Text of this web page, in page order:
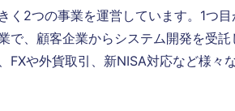
く2つの事業を運営しています。1つ
で、顧客企業からシステム開発を受
FXや外貨取引、新NISA対応など様々